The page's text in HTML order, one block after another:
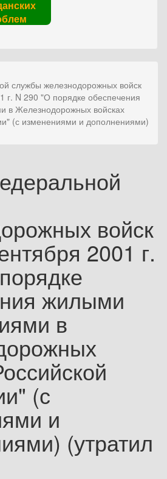
службы железнодорожных войск
г. N 290 "О порядке обеспечения
Железнодорожных войсках
(с изменениями и дополнениями)
войск
2001 г.
жилыми
в
(с
и
(утратил